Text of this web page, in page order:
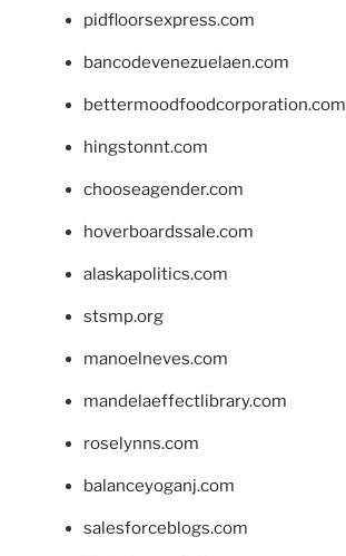
pidfloorsexpress.com
bancodevenezuelaen.com
bettermoodfoodcorporation.com
hingstonnt.com
chooseagender.com
hoverboardssale.com
alaskapolitics.com
stsmp.org
manoelneves.com
mandelaeffectlibrary.com
roselynns.com
balanceyoganj.com
salesforceblogs.com